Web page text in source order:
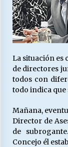
La situación es
de directores
todos con
todo indica que
Mañana,
Director de
de
Concejo él